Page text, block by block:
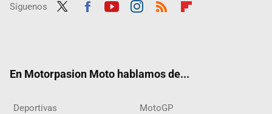
Síguenos
En Motorpasion Moto hablamos de...
Deportivas MotoGP